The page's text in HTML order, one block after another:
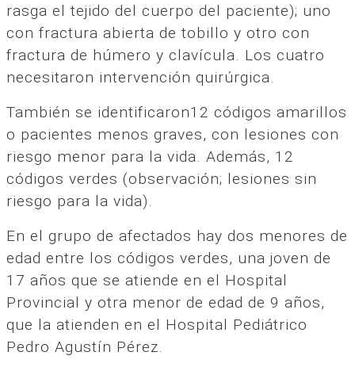
rasga el tejido del cuerpo del paciente); uno
con fractura abierta de tobillo y otro con
fractura de húmero y clavícula. Los cuatro
necesitaron intervención quirúrgica.
También se identificaron12 códigos amarillos
o pacientes menos graves, con lesiones con
riesgo menor para la vida. Además, 12
códigos verdes (observación; lesiones sin
riesgo para la vida).
En el grupo de afectados hay dos menores de
edad entre los códigos verdes, una joven de
17 años que se atiende en el Hospital
Provincial y otra menor de edad de 9 años,
que la atienden en el Hospital Pediátrico
Pedro Agustín Pérez.